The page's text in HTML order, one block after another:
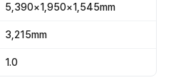
5,390×1,950×1,545mm
3,215mm
1.0